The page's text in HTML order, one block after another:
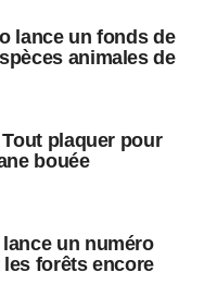
lance un fonds de
animales de
plaquer pour
bouée
un numéro
forêts encore